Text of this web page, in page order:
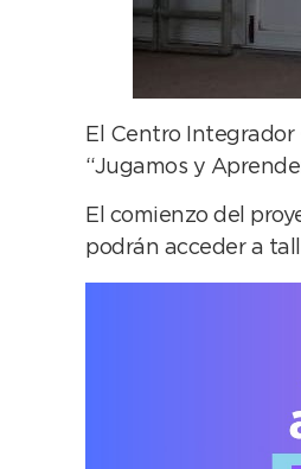
El Centro Integrador
“Jugamos y
El comienzo del
podrán acceder a